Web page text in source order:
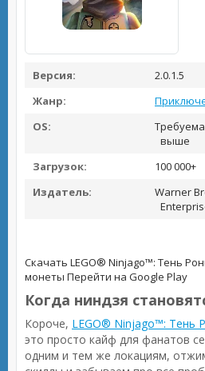
Версия:
2.0.1.5
Жанр:
OS:
выше
Загрузок:
100 000+
Издатель:
Warner
Скачать LEGO® Ninjago™: Тень
монеты Перейти на Google Play
Когда ниндзя
Короче, LEGO® Ninjago™: Тень
это просто кайф для фанатов
одним и тем же локациям,